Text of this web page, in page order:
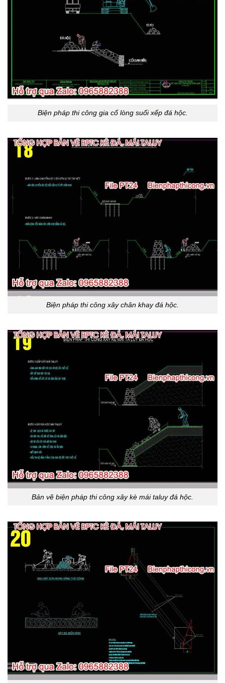
Biện pháp thi công gia cố lòng suối xếp đá hộc.
Biện pháp thi công xây chân khay đá hộc.
Bản vẽ biện pháp thi công xây kè mái taluy đá hộc.